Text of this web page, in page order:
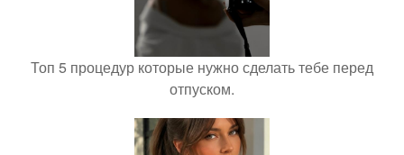
Топ 5 процедур которые нужно сделать тебе перед
отпуском.